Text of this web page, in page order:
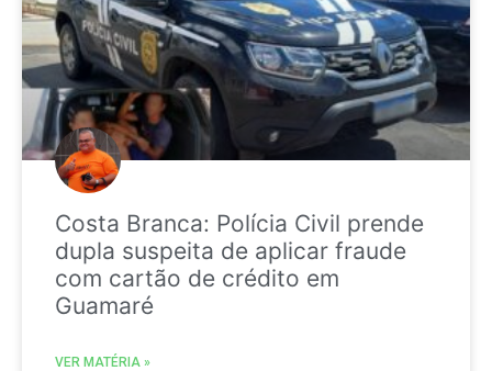
Costa Branca: Polícia Civil prende
dupla suspeita de aplicar fraude
com cartão de crédito em
Guamaré
VER MATÉRIA »